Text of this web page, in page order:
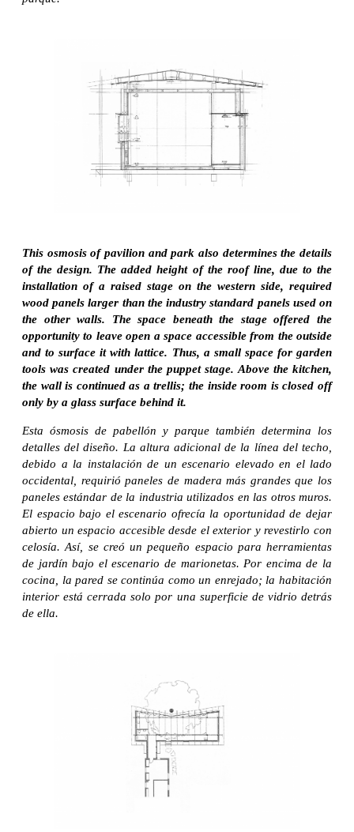
This osmosis of pavilion and park also determines the details
of the design. The added height of the roof line, due to the
installation of a raised stage on the western side, required
wood panels larger than the industry standard panels used on
the other walls. The space beneath the stage offered the
opportunity to leave open a space accessible from the outside
and to surface it with lattice. Thus, a small space for garden
tools was created under the puppet stage. Above the kitchen,
the wall is continued as a trellis; the inside room is closed off
only by a glass surface behind it.
Esta ósmosis de pabellón y parque también determina los
detalles del diseño. La altura adicional de la línea del techo,
debido a la instalación de un escenario elevado en el lado
occidental, requirió paneles de madera más grandes que los
paneles estándar de la industria utilizados en las otros muros.
El espacio bajo el escenario ofrecía la oportunidad de dejar
abierto un espacio accesible desde el exterior y revestirlo con
celosía. Así, se creó un pequeño espacio para herramientas
de jardín bajo el escenario de marionetas. Por encima de la
cocina, la pared se continúa como un enrejado; la habitación
interior está cerrada solo por una superficie de vidrio detrás
de ella.